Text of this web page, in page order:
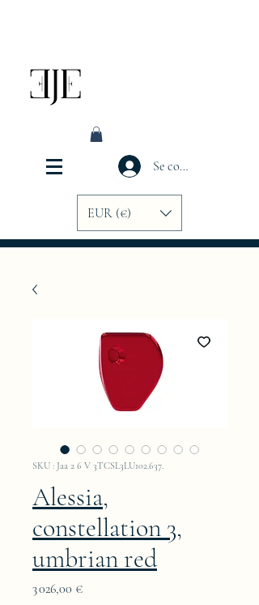
Se connecter
EUR (€)
SKU : Jaa 2 6 V 3TCSL3LU102.637.
Alessia,
constellation 3,
umbrian red
3 026,00 €Prix